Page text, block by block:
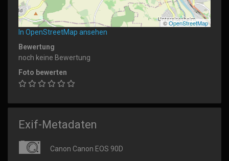
©OpenStreetMap
In OpenStreetMap ansehen
Bewertung
noch keine Bewertung
Foto bewerten
Exif-Metadaten
Canon Canon EOS 90D